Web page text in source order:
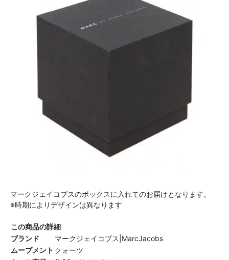
マークジェイコブスのボックスに入れてのお届けとなります。
※時期によりデザインは異なります
この商品の詳細
ブランド
マークジェイコブス|MarcJacobs
ムーブメント クォーツ